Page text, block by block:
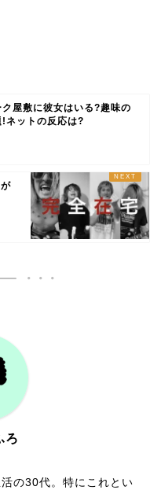
ク屋敷に彼女はいる?趣味の
!ネットの反応は?
ろ
の30代。特にこれとい